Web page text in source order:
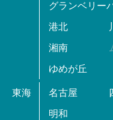
グランベリー
港北
湘南
ゆめが丘
東海 名古屋
明和